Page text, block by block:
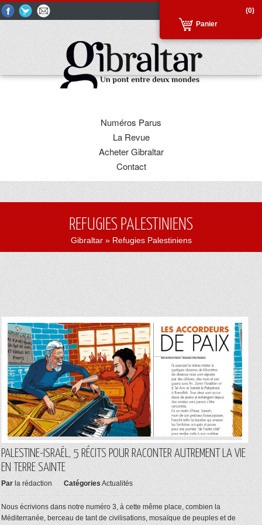
(0)
Panier
Numéros Parus
La Revue
Acheter Gibraltar
Contact
REFUGIES PALESTINIENS
Gibraltar» Refugies Palestiniens
PALESTINE-ISRAËL, 5 RÉCITS POUR RACONTER AUTREMENT LA VIE
EN TERRE SAINTE
Par la rédaction CatégoriesActualités
Nous écrivions dans notre numéro 3, à cette même place, combien la
Méditerranée, berceau de tant de civilisations, mosaïque de peuples et de